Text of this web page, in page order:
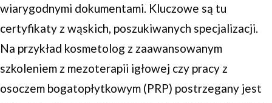
wiarygodnymi dokumentami. Kluczowe są tu
certyfikaty z wąskich, poszukiwanych specjalizacji.
Na przykład kosmetolog z zaawansowanym
szkoleniem z mezoterapii igłowej czy pracy z
osoczem bogatopłytkowym (PRP) postrzegany jest